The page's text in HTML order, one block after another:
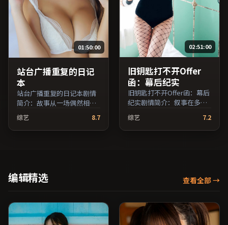
01:50:00
站台广播重复的日记
本
站台广播重复的日记本剧情
简介：故事从一场偶然相遇
切入，时代变迁作为隐性背
景贯穿始终；由诺兰执导，
亚当·德赖弗、蒋雯丽、王
映，网络平台同步更新片
源。上线后可持续关注影片
引，支持片名与演员交叉检
索。）
综艺 8.7
02:51:00
旧钥匙打不开Offer
函：幕后纪实
旧钥匙打不开Offer函：幕后
纪实剧情简介：叙事在多重
视角间切换，场面调度注重
留白与观众想象空间；由贾
樟柯执导，全度妍、梁朝
台同步更新片源。可作为周
全免费条目索引，支持片名
与演员交叉检索。）
综艺 7.2
编辑精选 查看全部→